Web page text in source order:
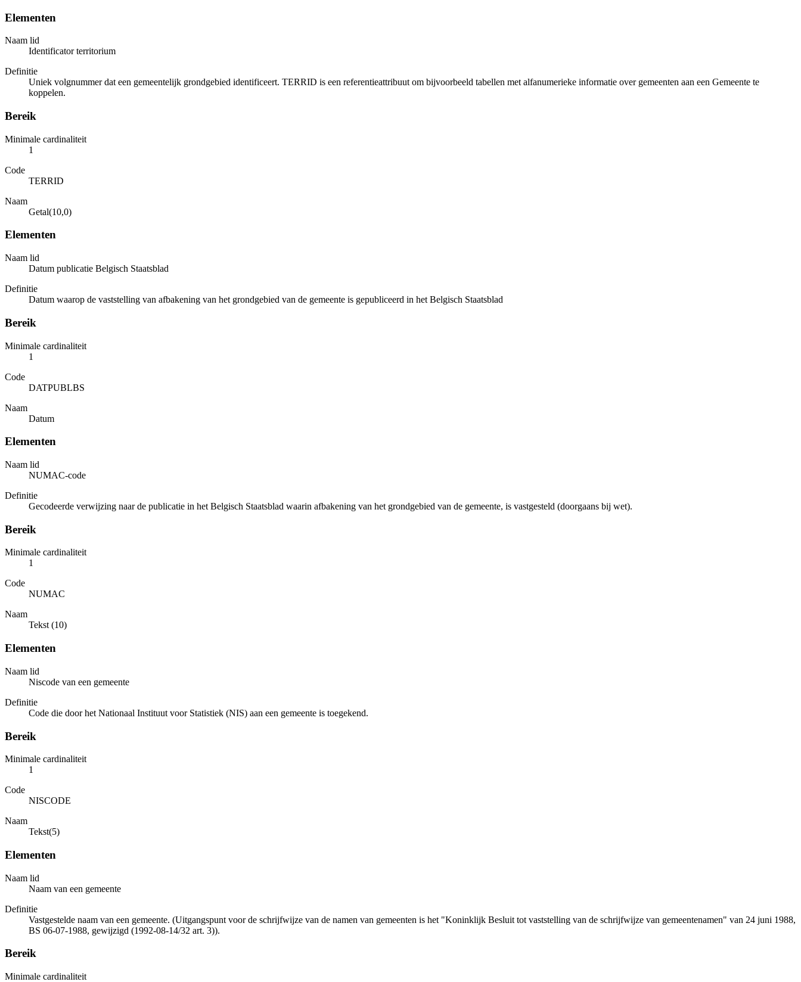
Elementen
Naam lid
Identificator territorium
Definitie
Uniek volgnummer dat een gemeentelijk grondgebied identificeert. TERRID is een referentieattribuut om bijvoorbeeld tabellen met alfanumerieke informatie over gemeenten aan een Gemeente te
koppelen.
Bereik
Minimale cardinaliteit
1
Code
TERRID
Naam
Getal(10,0)
Elementen
Naam lid
Datum publicatie Belgisch Staatsblad
Definitie
Datum waarop de vaststelling van afbakening van het grondgebied van de gemeente is gepubliceerd in het Belgisch Staatsblad
Bereik
Minimale cardinaliteit
1
Code
DATPUBLBS
Naam
Datum
Elementen
Naam lid
NUMAC-code
Definitie
Gecodeerde verwijzing naar de publicatie in het Belgisch Staatsblad waarin afbakening van het grondgebied van de gemeente, is vastgesteld (doorgaans bij wet).
Bereik
Minimale cardinaliteit
1
Code
NUMAC
Naam
Tekst (10)
Elementen
Naam lid
Niscode van een gemeente
Definitie
Code die door het Nationaal Instituut voor Statistiek (NIS) aan een gemeente is toegekend.
Bereik
Minimale cardinaliteit
1
Code
NISCODE
Naam
Tekst(5)
Elementen
Naam lid
Naam van een gemeente
Definitie
Vastgestelde naam van een gemeente. (Uitgangspunt voor de schrijfwijze van de namen van gemeenten is het "Koninklijk Besluit tot vaststelling van de schrijfwijze van gemeentenamen" van 24 juni 1988,
BS 06-07-1988, gewijzigd (1992-08-14/32 art. 3)).
Bereik
Minimale cardinaliteit